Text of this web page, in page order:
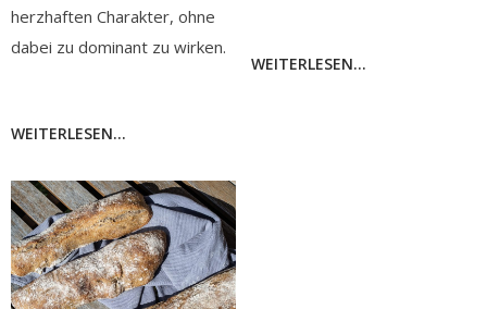
herzhaften Charakter, ohne
dabei zu dominant zu wirken.
WEITERLESEN...
WEITERLESEN...